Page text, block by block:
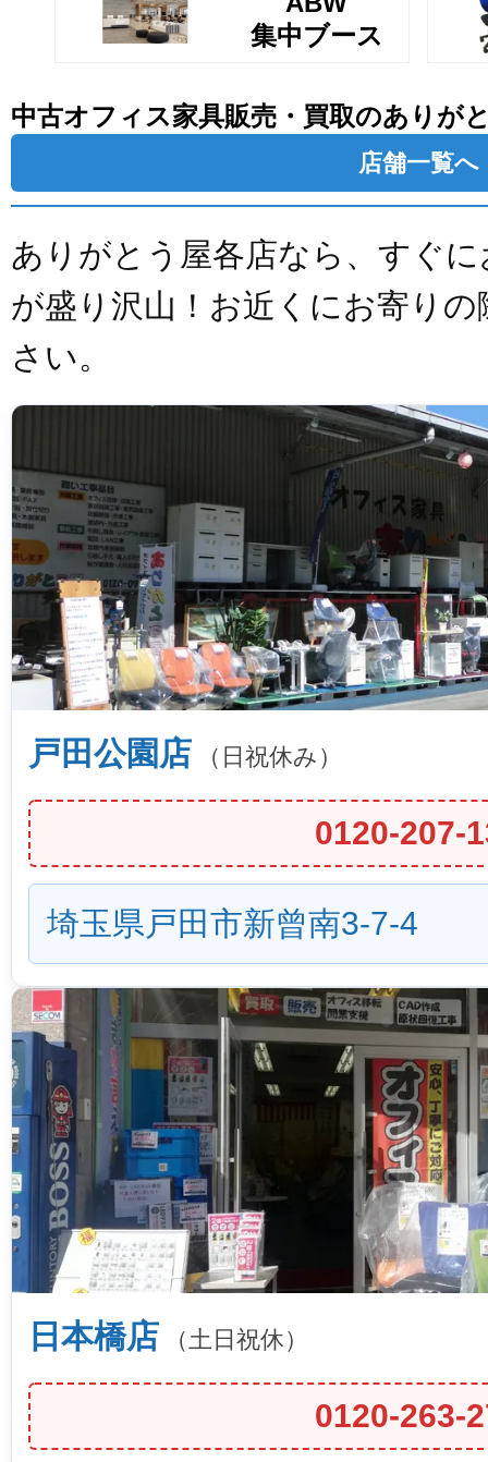
集中ブース
中古オフィス家具販売・買取のありが
店舗一覧へ
ありがとう屋各店なら、すぐ
が盛り沢山！お近くにお寄り
さい。
戸田公園店 （日祝休み）
0120-207-
埼玉県戸田市新曾南3-7-4
日本橋店 （土日祝休）
0120-263-